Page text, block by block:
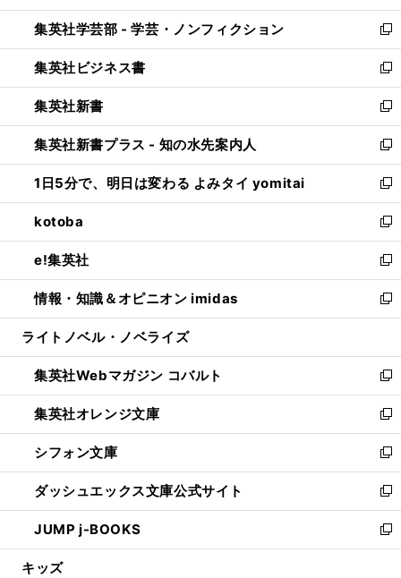
開
く
ウ
で
開
く
ン
ド
ウ
で
開
く
ウ
ィ
ン
ド
ウ
で
開
く
集英社学芸部 - 学芸・ノンフィクション
新
し
い
ウ
ィ
ン
ド
ウ
で
開
く
集英社ビジネス書
新
し
い
ウ
ィ
ン
ド
ウ
で
開
く
集英社新書
新
し
い
ウ
ィ
ン
ド
ウ
で
開
く
集英社新書プラス - 知の水先案内人
新
し
い
ウ
ィ
ン
ド
ウ
で
開
1日5分で、明日は変わる よみタイ yomitai
新
し
い
ウ
ィ
ン
ド
ウ
開
く
kotoba
新
し
い
ウ
ィ
ン
ウ
で
開
く
e!集英社
新
し
い
ウ
ン
ド
ウ
で
開
く
情報・知識＆オピニオン imidas
新
し
ウ
ィ
ン
ド
ウ
で
開
く
ライトノベル・ノベライズ
集英社Webマガジン コバルト
新
し
い
ウ
ィ
ン
ド
ウ
で
開
集英社オレンジ文庫
新
し
い
ウ
ィ
ン
ド
ウ
シフォン文庫
新
し
い
ウ
ィ
ン
ダッシュエックス文庫公式サイト
新
し
い
ウ
JUMP j-BOOKS
新
し
キッズ